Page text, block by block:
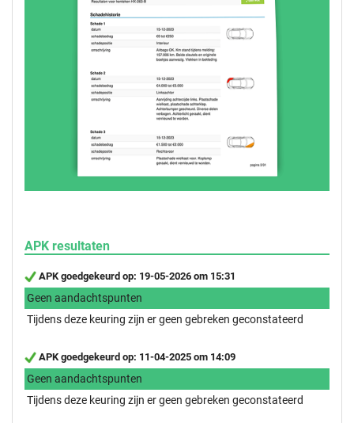
APK resultaten
APK goedgekeurd op: 19-05-2026 om 15:31
Geen aandachtspunten
Tijdens deze keuring zijn er geen gebreken geconstateerd
APK goedgekeurd op: 11-04-2025 om 14:09
Geen aandachtspunten
Tijdens deze keuring zijn er geen gebreken geconstateerd